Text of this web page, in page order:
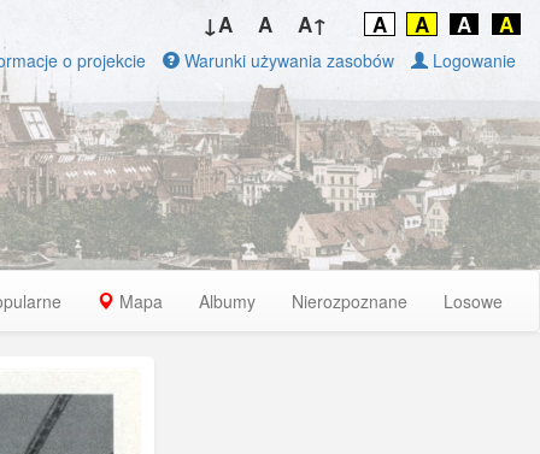
↓A A A↑ A A A A
o projekcie Warunki używania zasobów Logowanie
Mapa Albumy Nierozpoznane Losowe